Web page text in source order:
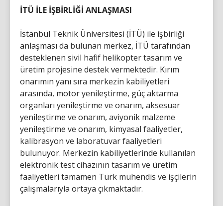
İTÜ İLE İŞBİRLİĞİ ANLAŞMASI
İstanbul Teknik Üniversitesi (İTÜ) ile işbirliği
anlaşması da bulunan merkez, İTÜ tarafından
desteklenen sivil hafif helikopter tasarım ve
üretim projesine destek vermektedir. Kırım
onarımın yanı sıra merkezin kabiliyetleri
arasında, motor yenileştirme, güç aktarma
organları yenileştirme ve onarım, aksesuar
yenileştirme ve onarım, aviyonik malzeme
yenileştirme ve onarım, kimyasal faaliyetler,
kalibrasyon ve laboratuvar faaliyetleri
bulunuyor. Merkezin kabiliyetlerinde kullanılan
elektronik test cihazının tasarım ve üretim
faaliyetleri tamamen Türk mühendis ve işçilerin
çalışmalarıyla ortaya çıkmaktadır.